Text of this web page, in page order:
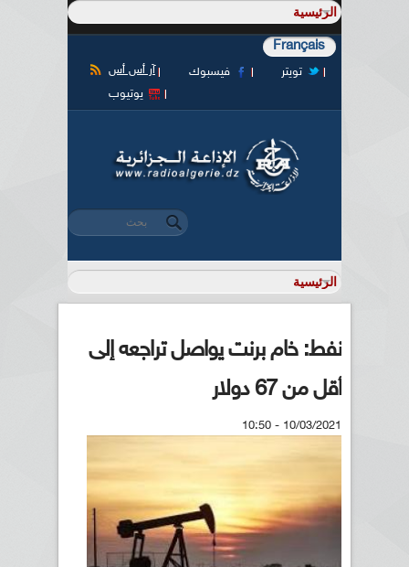
Français
آر أس أس فيسبوك
تويتر
يوتيوب
استمارة البحث
‏بحث ‏
نفط: خام برنت يواصل تراجعه إلى
أقل من 67 دولار
10/03/2021 - 10:50